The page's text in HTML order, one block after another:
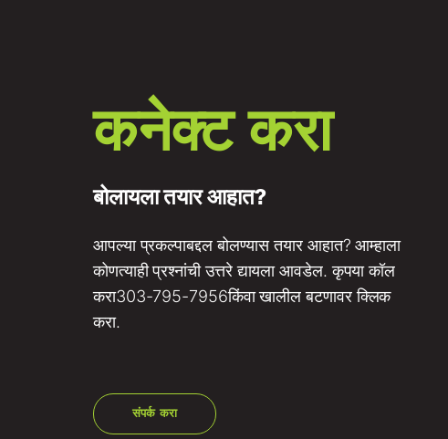
कनेक्ट करा
बोलायला तयार आहात?
आपल्या प्रकल्पाबद्दल बोलण्यास तयार आहात? आम्हाला
कोणत्याही प्रश्नांची उत्तरे द्यायला आवडेल. कृपया कॉल
करा303-795-7956किंवा खालील बटणावर क्लिक
करा.
संपर्क करा